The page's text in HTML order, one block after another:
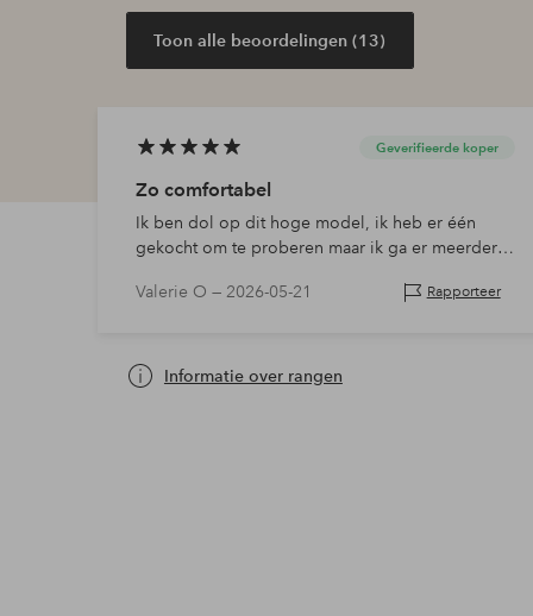
Toon alle beoordelingen (13)
Geverifieerde koper
Zo comfortabel
Ik ben dol op dit hoge model, ik heb er één
gekocht om te proberen maar ik ga er meerdere
Valerie O — 2026-05-21 Rapporteer
Informatie over rangen